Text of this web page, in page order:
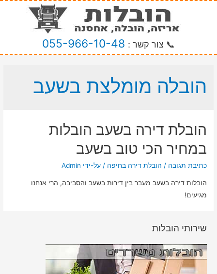
📞 צור קשר : 055-966-10-48
הובלה מומלצת בשעב
הובלת דירה בשעב הובלות
במחיר הכי טוב בשעב
כתיבת תגובה / הובלת דירה בחיפה / על-ידי Admin
הובלות דירה בשעב מעבר בין דירות בשעב והסביבה, הרי אנחנו
מגיעים!
שירותי הובלות